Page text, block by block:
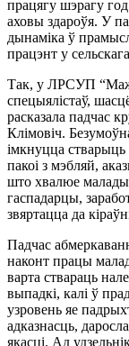
працягу шэрагу
аховы здароўя. У
дынаміка ў
працэнт у
Так, у ЛРСУП
спецыялістаў,
расказала падчас
Клімовіч.
імкнуцца
пакоі з мэбляй,
што хвалюе
гаспадарцы,
звяртацца да
Падчас
наконт працы
варта ствараць
выпадкі, калі ў
узровень яе
адказнасць,
якасці. Ад